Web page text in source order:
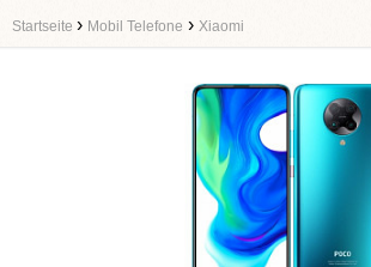
Startseite › Mobil Telefone › Xiaomi